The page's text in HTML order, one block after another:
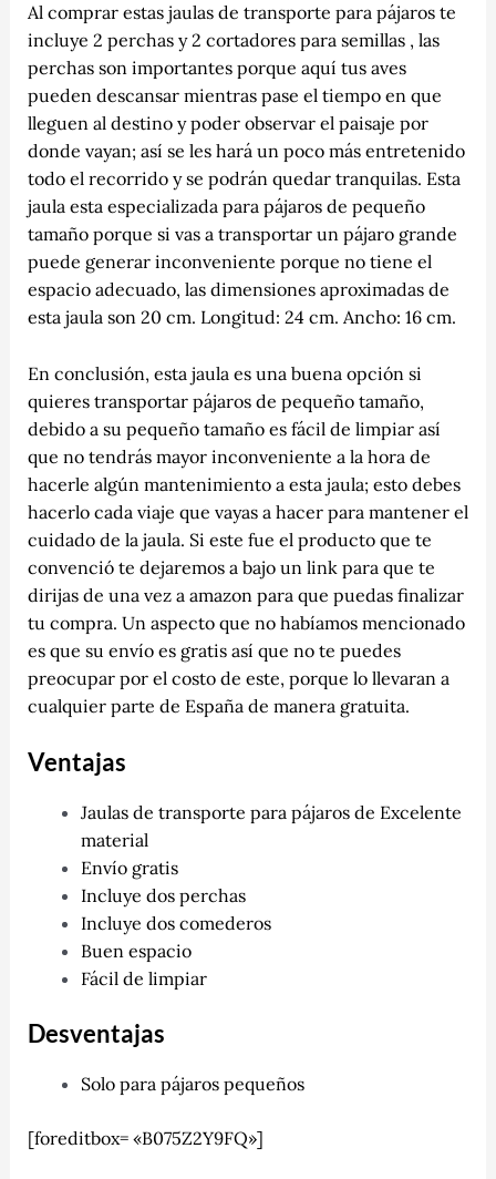
Al comprar estas jaulas de transporte para pájaros te
incluye 2 perchas y 2 cortadores para semillas , las
perchas son importantes porque aquí tus aves
pueden descansar mientras pase el tiempo en que
lleguen al destino y poder observar el paisaje por
donde vayan; así se les hará un poco más entretenido
todo el recorrido y se podrán quedar tranquilas. Esta
jaula esta especializada para pájaros de pequeño
tamaño porque si vas a transportar un pájaro grande
puede generar inconveniente porque no tiene el
espacio adecuado, las dimensiones aproximadas de
esta jaula son 20 cm. Longitud: 24 cm. Ancho: 16 cm.
En conclusión, esta jaula es una buena opción si
quieres transportar pájaros de pequeño tamaño,
debido a su pequeño tamaño es fácil de limpiar así
que no tendrás mayor inconveniente a la hora de
hacerle algún mantenimiento a esta jaula; esto debes
hacerlo cada viaje que vayas a hacer para mantener el
cuidado de la jaula. Si este fue el producto que te
convenció te dejaremos a bajo un link para que te
dirijas de una vez a amazon para que puedas finalizar
tu compra. Un aspecto que no habíamos mencionado
es que su envío es gratis así que no te puedes
preocupar por el costo de este, porque lo llevaran a
cualquier parte de España de manera gratuita.
Ventajas
Jaulas de transporte para pájaros de Excelente
material
Envío gratis
Incluye dos perchas
Incluye dos comederos
Buen espacio
Fácil de limpiar
Desventajas
Solo para pájaros pequeños
[foreditbox= «B075Z2Y9FQ»]